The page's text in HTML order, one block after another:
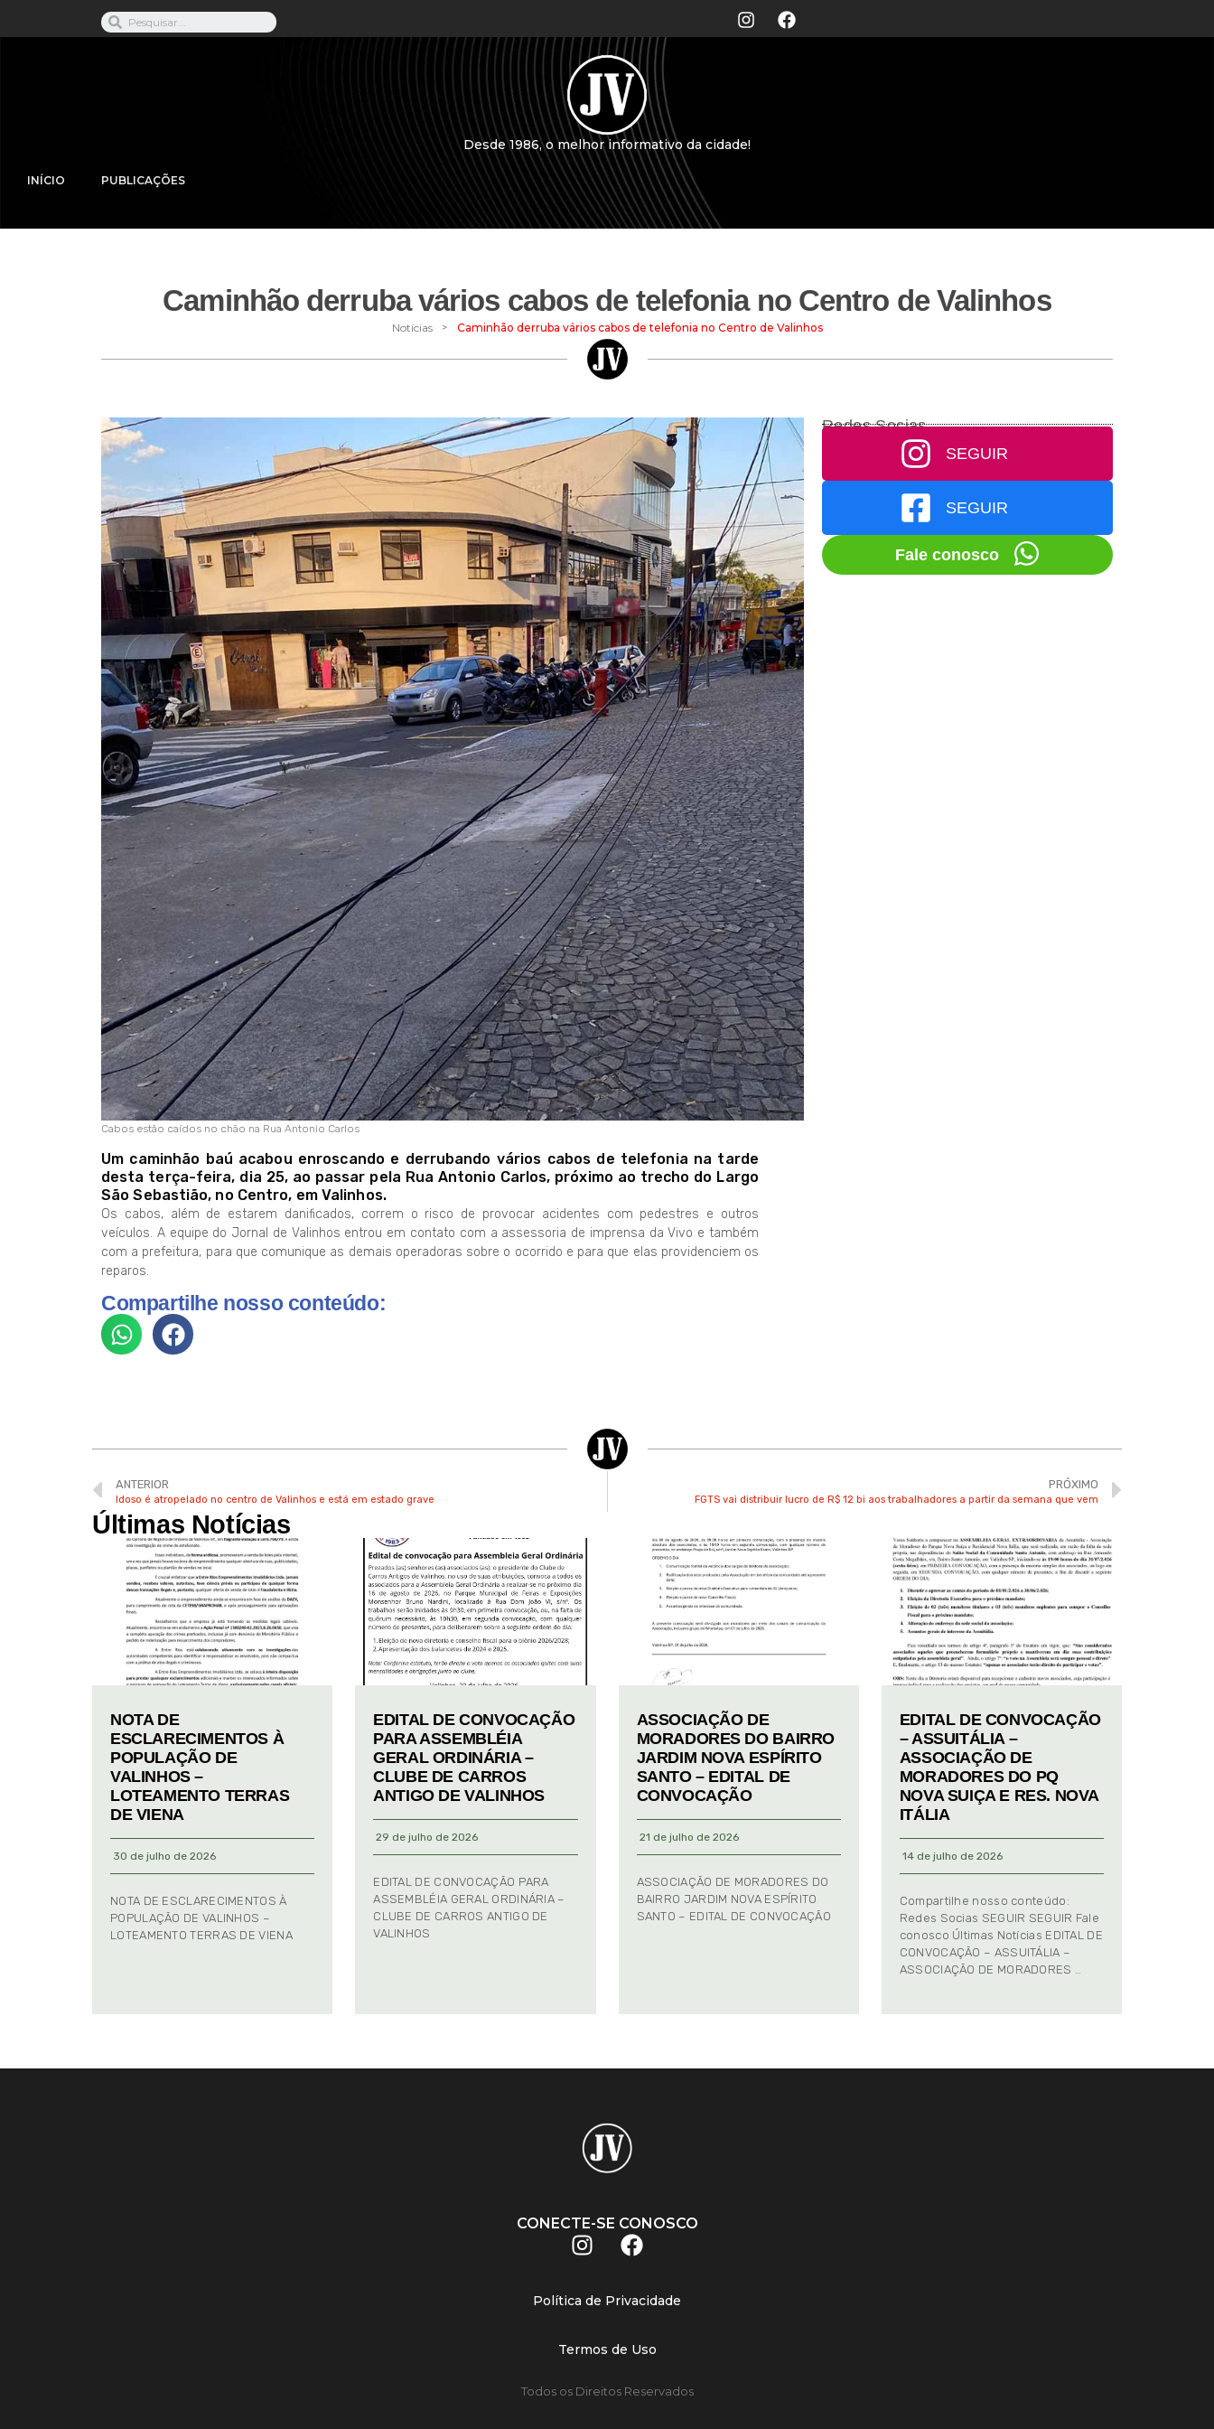
Desde 1986, o melhor informativo da cidade!
INÍCIO PUBLICAÇÕES
Caminhão derruba vários cabos de telefonia no Centro de Valinhos
Notícias > Caminhão derruba vários cabos de telefonia no Centro de Valinhos
Cabos estão caídos no chão na Rua Antonio Carlos
Um caminhão baú acabou enroscando e derrubando vários cabos de telefonia na tarde
desta terça-feira, dia 25, ao passar pela Rua Antonio Carlos, próximo ao trecho do Largo
São Sebastião, no Centro, em Valinhos.
Os cabos, além de estarem danificados, correm o risco de provocar acidentes com pedestres e outros
veículos. A equipe do Jornal de Valinhos entrou em contato com a assessoria de imprensa da Vivo e também
com a prefeitura, para que comunique as demais operadoras sobre o ocorrido e para que elas providenciem os
reparos.
Compartilhe nosso conteúdo:
Redes Socias
SEGUIR
SEGUIR
Fale conosco
ANTERIOR
Idoso é atropelado no centro de Valinhos e está em estado grave
PRÓXIMO
FGTS vai distribuir lucro de R$ 12 bi aos trabalhadores a partir da semana que vem
Últimas Notícias
NOTA DE
ESCLARECIMENTOS À
POPULAÇÃO DE
VALINHOS –
LOTEAMENTO TERRAS
DE VIENA
30 de julho de 2026
NOTA DE ESCLARECIMENTOS À
POPULAÇÃO DE VALINHOS –
LOTEAMENTO TERRAS DE VIENA
EDITAL DE CONVOCAÇÃO
PARA ASSEMBLÉIA
GERAL ORDINÁRIA –
CLUBE DE CARROS
ANTIGO DE VALINHOS
29 de julho de 2026
EDITAL DE CONVOCAÇÃO PARA
ASSEMBLÉIA GERAL ORDINÁRIA –
CLUBE DE CARROS ANTIGO DE
VALINHOS
ASSOCIAÇÃO DE
MORADORES DO BAIRRO
JARDIM NOVA ESPÍRITO
SANTO – EDITAL DE
CONVOCAÇÃO
21 de julho de 2026
ASSOCIAÇÃO DE MORADORES DO
BAIRRO JARDIM NOVA ESPÍRITO
SANTO – EDITAL DE CONVOCAÇÃO
EDITAL DE CONVOCAÇÃO
– ASSUITÁLIA –
ASSOCIAÇÃO DE
MORADORES DO PQ
NOVA SUIÇA E RES. NOVA
ITÁLIA
14 de julho de 2026
Compartilhe nosso conteúdo:
Redes Socias SEGUIR SEGUIR Fale
conosco Últimas Notícias EDITAL DE
CONVOCAÇÃO – ASSUITÁLIA –
ASSOCIAÇÃO DE MORADORES …
CONECTE-SE CONOSCO
Política de Privacidade
Termos de Uso
Todos os Direitos Reservados